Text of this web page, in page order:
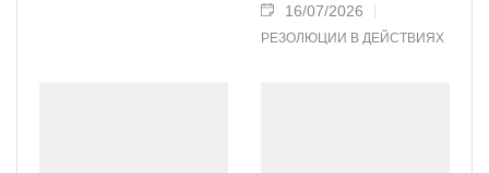
16/07/2026
РЕЗОЛЮЦИИ В ДЕЙСТВИЯХ